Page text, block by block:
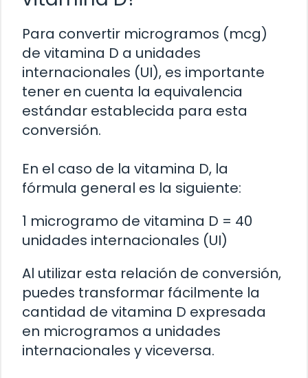
Para convertir microgramos (mcg)
de vitamina D a unidades
internacionales (UI), es importante
tener en cuenta la equivalencia
estándar establecida para esta
conversión.
En el caso de la vitamina D, la
fórmula general es la siguiente:
1 microgramo de vitamina D = 40
unidades internacionales (UI)
Al utilizar esta relación de conversión,
puedes transformar fácilmente la
cantidad de vitamina D expresada
en microgramos a unidades
internacionales y viceversa.